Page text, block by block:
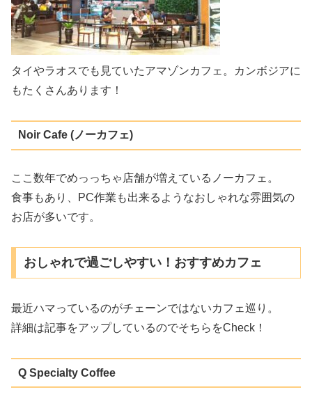
タイやラオスでも見ていたアマゾンカフェ。カンボジアに
もたくさんあります！
Noir Cafe (ノーカフェ)
ここ数年でめっっちゃ店舗が増えているノーカフェ。
食事もあり、PC作業も出来るようなおしゃれな雰囲気の
お店が多いです。
おしゃれで過ごしやすい！おすすめカフェ
最近ハマっているのがチェーンではないカフェ巡り。
詳細は記事をアップしているのでそちらをCheck！
Q Specialty Coffee